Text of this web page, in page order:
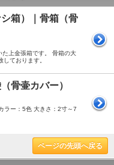
シ箱）｜骨箱（骨
上金張箱です。 骨箱の大
ております。
骨壷カバー）
ラー：5色 大きさ：2寸～7
ページの先頭へ戻る